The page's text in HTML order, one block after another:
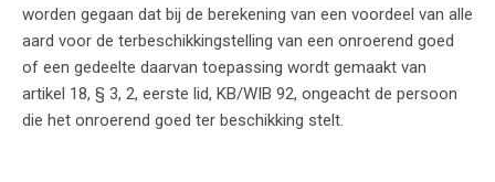
worden gegaan dat bij de berekening van een voordeel van alle
aard voor de terbeschikkingstelling van een onroerend goed
of een gedeelte daarvan toepassing wordt gemaakt van
artikel 18, § 3, 2, eerste lid, KB/WIB 92, ongeacht de persoon
die het onroerend goed ter beschikking stelt.